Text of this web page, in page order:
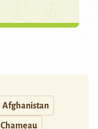
Afghanistan
Chameau